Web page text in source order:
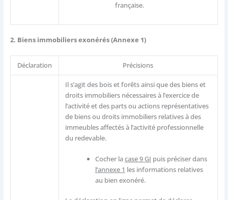
française.
2. Biens immobiliers exonérés (Annexe 1)
Déclaration Précisions
Il s’agit des bois et forêts ainsi que des biens et
droits immobiliers nécessaires à l’exercice de
l’activité et des parts ou actions représentatives
de biens ou droits immobiliers relatives à des
immeubles affectés à l’activité professionnelle
du redevable.
Cocher lacase 9 GI puis préciser dans
l’annexe 1 les informations relatives
au bien exonéré.